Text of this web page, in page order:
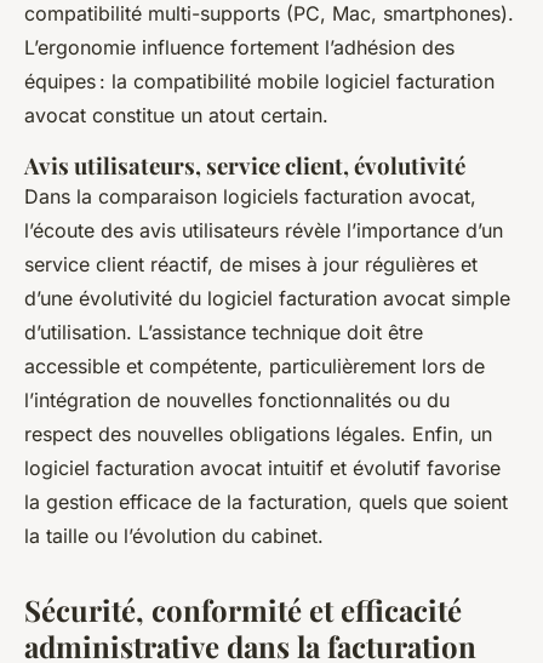
compatibilité multi-supports (PC, Mac, smartphones).
L’ergonomie influence fortement l’adhésion des
équipes : la compatibilité mobile logiciel facturation
avocat constitue un atout certain.
Avis utilisateurs, service client, évolutivité
Dans la comparaison logiciels facturation avocat,
l’écoute des avis utilisateurs révèle l’importance d’un
service client réactif, de mises à jour régulières et
d’une évolutivité du logiciel facturation avocat simple
d’utilisation. L’assistance technique doit être
accessible et compétente, particulièrement lors de
l’intégration de nouvelles fonctionnalités ou du
respect des nouvelles obligations légales. Enfin, un
logiciel facturation avocat intuitif et évolutif favorise
la gestion efficace de la facturation, quels que soient
la taille ou l’évolution du cabinet.
Sécurité, conformité et efficacité
administrative dans la facturation